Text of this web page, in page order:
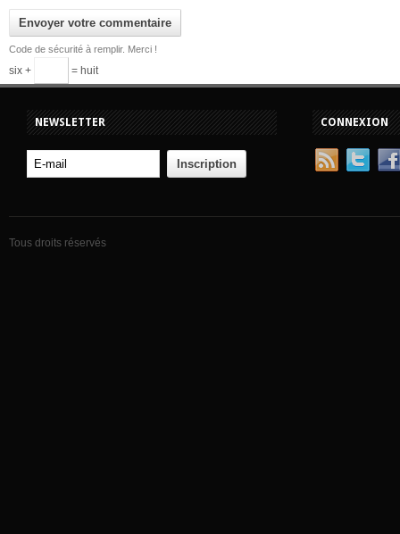
Code de sécurité à remplir. Merci !
six + = huit
NEWSLETTER CONNEXION
Tous droits réservés